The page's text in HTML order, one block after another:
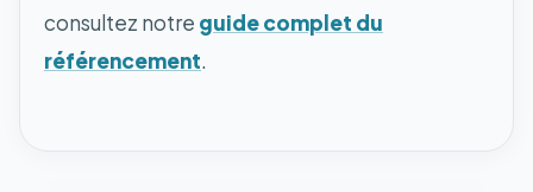
consultez notre guide complet du
référencement.